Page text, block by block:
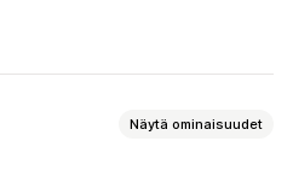
Näytä ominaisuudet